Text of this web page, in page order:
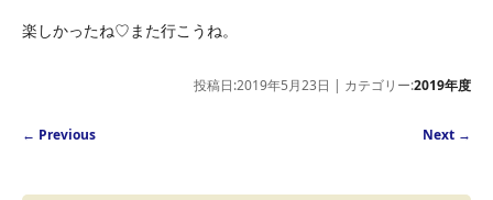
楽しかったね♡また行こうね。
投稿日:2019年5月23日 | カテゴリー:2019年度
Post navigation
← Previous Next →